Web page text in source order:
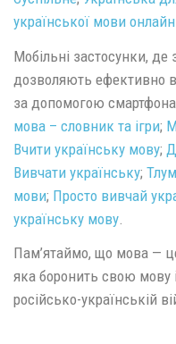
української мови онлайн
Мобільні застосунки, де
дозволяють ефективно
за допомогою
мова – словник та ігри;
Вчити українську мову;
Вивчати українську;
мови; Просто вивчай
українську мову
Пам’ятаймо, що мова —
яка боронить свою мову
російсько-українській